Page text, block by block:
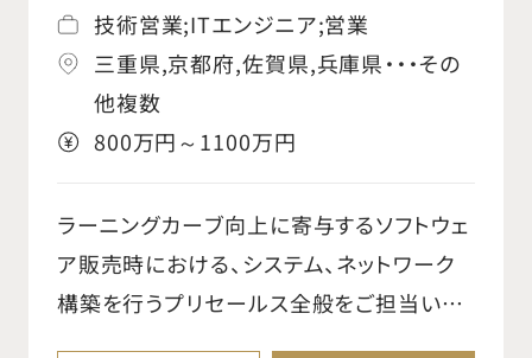
は以下が含まれます。 ○担当製品の営業活
動 ○担当地域の顧客に対する、デモンストレ
ーションや手技サポート ○担当地域におけ
る販売戦略の策定・実施 ○会議、研究会、セ
施 ○関連する競合のマーケット分析および
報告
技術営業;ITエンジニア;営業
三重県,京都府,佐賀県,兵庫県・・・その
他複数
800万円～1100万円
ラーニングカーブ向上に寄与するソフトウェ
ア販売時における、システム、ネットワーク
構築を行うプリセールス全般をご担当いた